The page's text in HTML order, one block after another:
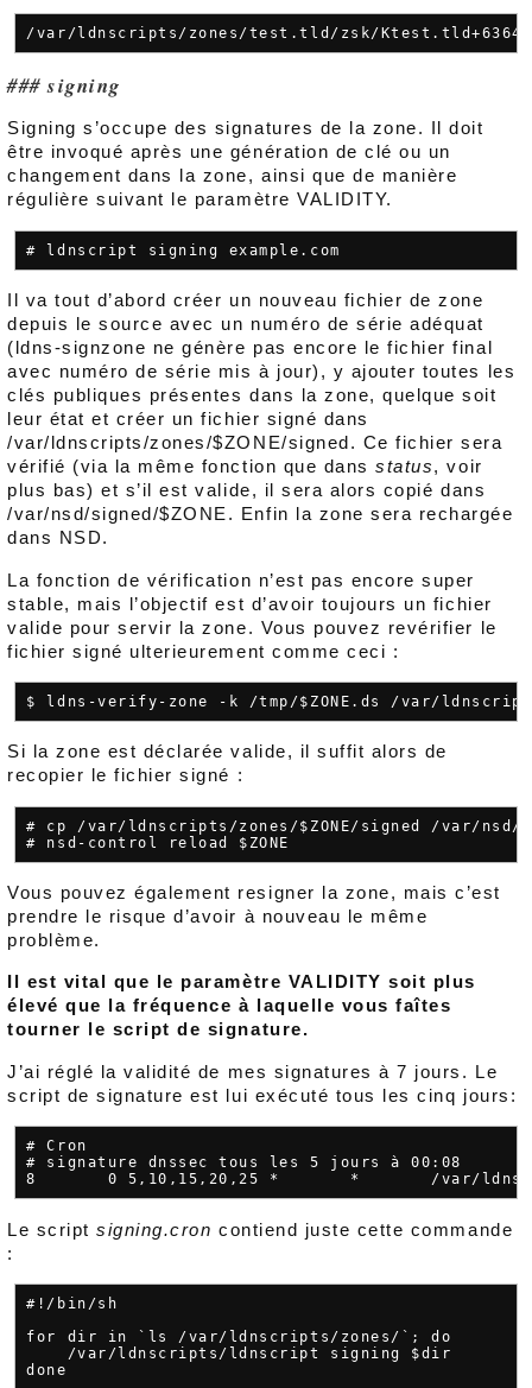
signing
Signing s’occupe des signatures de la zone. Il doit
être invoqué après une génération de clé ou un
changement dans la zone, ainsi que de manière
régulière suivant le paramètre VALIDITY.
Il va tout d’abord créer un nouveau fichier de zone
depuis le source avec un numéro de série adéquat
(ldns-signzone ne génère pas encore le fichier final
avec numéro de série mis à jour), y ajouter toutes les
clés publiques présentes dans la zone, quelque soit
leur état et créer un fichier signé dans
/var/ldnscripts/zones/$ZONE/signed. Ce fichier sera
vérifié (via la même fonction que dansstatus, voir
plus bas) et s’il est valide, il sera alors copié dans
/var/nsd/signed/$ZONE. Enfin la zone sera rechargée
dans NSD.
La fonction de vérification n’est pas encore super
stable, mais l’objectif est d’avoir toujours un fichier
valide pour servir la zone. Vous pouvez revérifier le
fichier signé ulterieurement comme ceci :
Si la zone est déclarée valide, il suffit alors de
recopier le fichier signé :
# cp /var/ldnscripts/zones/$ZONE/signed /var/nsd/
Vous pouvez également resigner la zone, mais c’est
prendre le risque d’avoir à nouveau le même
problème.
Il est vital que le paramètre VALIDITY soit plus
élevé que la fréquence à laquelle vous faîtes
tourner le script de signature.
J’ai réglé la validité de mes signatures à 7 jours. Le
script de signature est lui exécuté tous les cinq jours:
# Cron
# signature dnssec tous les 5 jours à 00:08
Le scriptsigning.cron contiend juste cette commande
:
#!/bin/sh
for dir in `ls /var/ldnscripts/zones/`; do
    /var/ldnscripts/ldnscript signing $dir